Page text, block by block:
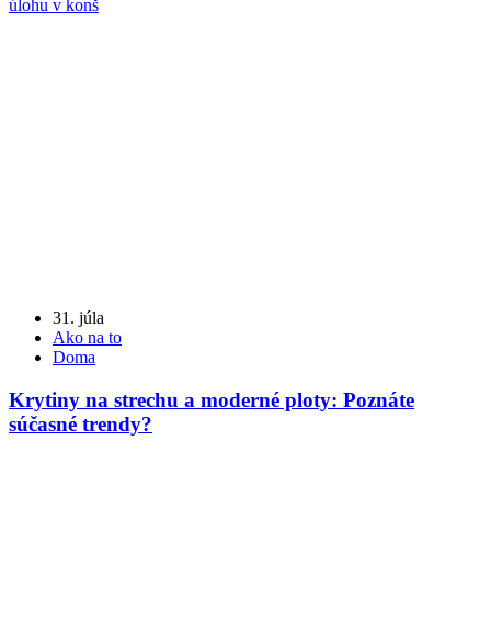
úlohu v konš
31. júla
Ako na to
Doma
Krytiny na strechu a moderné ploty: Poznáte
súčasné trendy?